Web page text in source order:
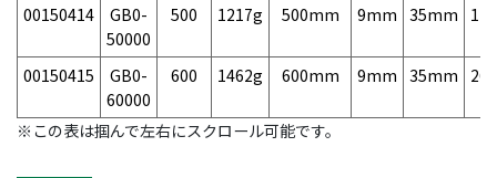
00150414
GB0-
50000
500 1217g 500mm 9mm 35mm
00150415
GB0-
60000
600 1462g 600mm 9mm 35mm
※この表は掴んで左右にスクロール可能です。